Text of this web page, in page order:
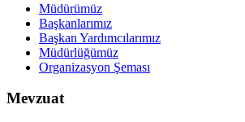
Müdürümüz
Başkanlarımız
Başkan Yardımcılarımız
Müdürlüğümüz
Organizasyon Şeması
Mevzuat